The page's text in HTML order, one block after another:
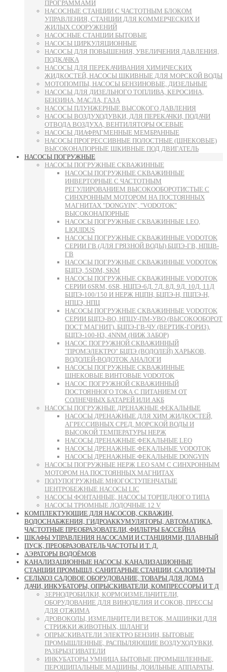
ПРОГРАММАМИ
НАСОСНЫЕ СТАНЦИИ С ЧАСТОТНЫМ БЛОКОМ
УПРАВЛЕНИЯ, СТАНЦИИ ДЛЯ КОММЕРЧЕСКИХ И
ЖИЛЫХ СООРУЖЕНИЙ
НАСОСНЫЕ СТАНЦИИ БЫТОВЫЕ
НАСОСЫ ЦИРКУЛЯЦИОННЫЕ
НАСОСЫ ДЛЯ ПОВЫШЕНИЯ, УВЕЛИЧЕНИЯ ДАВЛЕНИЯ,
ПОДКАЧКА
НАСОСЫ ДЛЯ ПЕРЕКАЧИВАНИЯ ХИМИЧЕСКИХ
ЖИДКОСТЕЙ, НАСОСЫ ШКИВНЫЕ ДЛЯ МОРСКОЙ ВОДЫ
МОТОПОМПЫ, НАСОСЫ БЕНЗИНОВЫЕ, ДИЗЕЛЬНЫЕ
НАСОСЫ ДЛЯ ДИЗЕЛЬНОГО ТОПЛИВА, КЕРОСИНА,
БЕНЗИНА, МАСЛА, ГАЗА
НАСОСЫ ПЛУНЖЕРНЫЕ ВЫСОКОГО ДАВЛЕНИЯ
НАСОСЫ ВОЗДУХОДУВКИ, ДЛЯ ПЕРЕКАЧКИ, ПОДАЧИ
ОТВОДА ВОЗДУХА, ВЕНТИЛЯТОРЫ ОСЕВЫЕ
НАСОСЫ ДИАФРАГМЕННЫЕ МЕМБРАННЫЕ
НАСОСЫ ПРОГРЕССИВНЫЕ ПОЛОСТНЫЕ (ШНЕКОВЫЕ)
ВЫСОКОНАПОРНЫЕ ШКИВНЫЕ ПОД ДВИГАТЕЛЬ
НАСОСЫ ПОГРУЖНЫЕ
НАСОСЫ ПОГРУЖНЫЕ СКВАЖИННЫЕ
НАСОСЫ ПОГРУЖНЫЕ СКВАЖИННЫЕ
ИНВЕРТОРНЫЕ С ЧАСТОТНЫМ
РЕГУЛИРОВАНИЕМ ВЫСОКООБОРОТИСТЫЕ С
СИНХРОННЫМ МОТОРОМ НА ПОСТОЯННЫХ
МАГНИТАХ "DONGYIN", "VODOTOK"
ВЫСОКОНАПОРНЫЕ
НАСОСЫ ПОГРУЖНЫЕ СКВАЖИННЫЕ LEO,
LIQUIDUS
НАСОСЫ ПОГРУЖНЫЕ СКВАЖИННЫЕ VODOTOK
СЕРИИ ГВ (ДЛЯ ГРЯЗНОЙ ВОДЫ) БЦПЭ-ГВ, НПЦВ-
ГВ
НАСОСЫ ПОГРУЖНЫЕ СКВАЖИННЫЕ VODOTOK
БЦПЭ, 5SDM, SKM
НАСОСЫ ПОГРУЖНЫЕ СКВАЖИННЫЕ VODOTOK
СЕРИИ 6SRM, 6SR, НЦПЭ-6Д, 7Д, 8Д, 9Д, 10Д, 11Д
БЦПЭ-100/150 И НЕРЖ НЦПН, БЦПЭ-Н, ПЦПЭ-Н,
НПЦЭ, НПЦ
НАСОСЫ ПОГРУЖНЫЕ СКВАЖИННЫЕ VODOTOK
СЕРИИ БЦПЭ-ВО, НПЦУ-ПМ-УВО (ВЫСОКООБОРОТ
ПОСТ МАГНИТ), БЦПЭ-ГВ-ЧУ (ВЕРТИК-ГОРИЗ),
БЦПЭ-100-НЗ, 4NNM (НИЖ ЗАБОР)
НАСОС ПОГРУЖНОЙ СКВАЖИННЫЙ
"ПРОМЭЛЕКТРО" БЦПЭ (ВОДОЛЕЙ) ХАРЬКОВ,
ВОДОЛЕЙ-ВОДОТОК АНАЛОГИ
НАСОСЫ ПОГРУЖНЫЕ СКВАЖИННЫЕ
ШНЕКОВЫЕ ВИНТОВЫЕ VODOTOK
НАСОС ПОГРУЖНОЙ СКВАЖИННЫЙ
ПОСТОЯННОГО ТОКА С ПИТАНИЕМ ОТ
СОЛНЕЧНЫХ БАТАРЕЙ ИЛИ АКБ
НАСОСЫ ПОГРУЖНЫЕ ДРЕНАЖНЫЕ ФЕКАЛЬНЫЕ
НАСОСЫ ДРЕНАЖНЫЕ ДЛЯ ХИМ ЖИДКОСТЕЙ,
АГРЕССИВНЫХ СРЕД, МОРСКОЙ ВОДЫ И
ВЫСОКОЙ ТЕМПЕРАТУРЫ НЕРЖ
НАСОСЫ ДРЕНАЖНЫЕ ФЕКАЛЬНЫЕ LEO
НАСОСЫ ДРЕНАЖНЫЕ ФЕКАЛЬНЫЕ VODOTOK
НАСОСЫ ДРЕНАЖНЫЕ ФЕКАЛЬНЫЕ DONGYIN
НАСОСЫ ПОГРУЖНЫЕ НЕРЖ LEO SAM С СИНХРОННЫМ
МОТОРОМ НА ПОСТОЯННЫХ МАГНИТАХ
ПОЛУПОГРУЖНЫЕ МНОГОСТУПЕНЧАТЫЕ
ЦЕНТРОБЕЖНЫЕ НАСОСЫ LIC
НАСОСЫ ФОНТАННЫЕ, НАСОСЫ ТОРПЕДНОГО ТИПА
НАСОСЫ ТРЮМНЫЕ ЛОДОЧНЫЕ 12 V
КОМПЛЕКТУЮЩИЕ ДЛЯ НАСОСОВ, СКВАЖИН,
ВОДОСНАБЖЕНИЯ, ГИДРОАККУМУЛЯТОРЫ, АВТОМАТИКА,
ЧАСТОТНЫЕ ПРЕОБРАЗОВАТЕЛИ, ФИЛЬТРЫ БАССЕЙНА
ШКАФЫ УПРАВЛЕНИЯ НАСОСАМИ И СТАНЦИЯМИ, ПЛАВНЫЙ
ПУСК, ПРЕОБРАЗОВАТЕЛЬ ЧАСТОТЫ И Т. Д.
АЭРАТОРЫ ВОДОЁМОВ
КАНАЛИЗАЦИОННЫЕ НАСОСЫ, КАНАЛИЗАЦИОННЫЕ
СТАНЦИИ ПРОМЫШЛ, САНИТАРНЫЕ СТАНЦИИ, САЛОЛИФТЫ
СЕЛЬХОЗ САДОВОЕ ОБОРУДОВАНИЕ, ТОВАРЫ ДЛЯ ДОМА
ДАЧИ, ИНКУБАТОРЫ, ОПРЫСКИВАТЕЛИ, КОМПРЕССОРЫ И Т Д
ЗЕРНОДРОБИЛКИ, КОРМОИЗМЕЛЬЧИТЕЛИ,
ОБОРУДОВАНИЕ ДЛЯ ВИНОДЕЛИЯ И СОКОВ, ПРЕССЫ
ДЛЯ ОТЖИМА
ДРОВОКОЛЫ, ИЗМЕЛЬЧИТЕЛИ ВЕТОК, МАШИНКИ ДЛЯ
СТРИЖКИ ЖИВОТНЫХ, ШЛАНГИ
ОПРЫСКИВАТЕЛИ ЭЛЕКТРО БЕНЗИН, БЫТОВЫЕ
ПРОМЫШЛЕННЫЕ, РАСПЫЛЯЮЩИЕ ВОЗДУХОДУВКИ,
РАЗБРЫЗГИВАТЕЛИ
ИНКУБАТОРЫ УМНИЦА БЫТОВЫЕ ПРОМЫШЛЕННЫЕ,
ПЕРОЩИПАЛЬНЫЕ МАШИНЫ, ДОИЛЬНЫЕ АППАРАТЫ,